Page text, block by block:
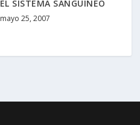
EL SISTEMA SANGUÍNEO
mayo 25, 2007